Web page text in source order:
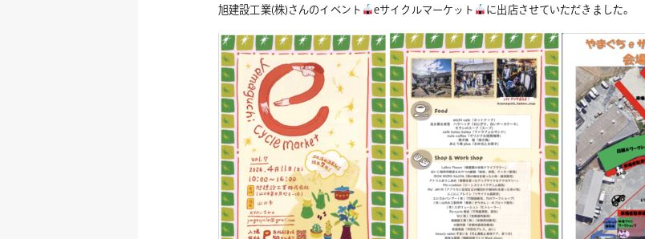
旭建設工業(株)さんのイベント eサイクルマーケット に出店させていただきました。